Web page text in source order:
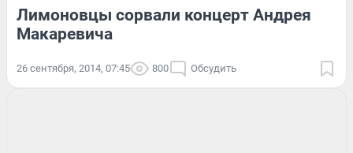
Лимоновцы сорвали концерт Андрея
Макаревича
26 сентября, 2014, 07:45 800 Обсудить